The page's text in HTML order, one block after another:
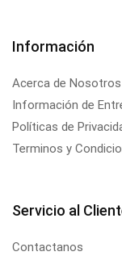
Información
Acerca de Nosotros
Información de
Políticas de
Terminos y
Servicio al
Contactanos